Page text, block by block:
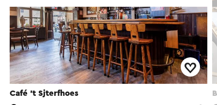
Café 't Sjterfhoes